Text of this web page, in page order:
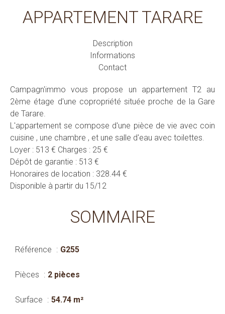
APPARTEMENT TARARE
Description
Informations
Contact
Campagn'immo vous propose un appartement T2 au
2ème étage d'une copropriété située proche de la Gare
de Tarare.
L'appartement se compose d'une pièce de vie avec coin
cuisine , une chambre , et une salle d'eau avec toilettes.
Loyer : 513 € Charges : 25 €
Dépôt de garantie : 513 €
Honoraires de location : 328.44 €
Disponible à partir du 15/12
SOMMAIRE
Référence G255
Pièces 2 pièces
Surface 54.74 m²